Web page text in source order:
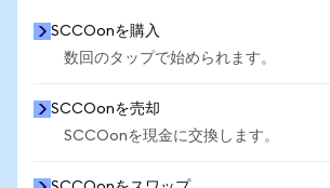
SCCOonを購入
数回のタップで始められます。
SCCOonを売却
SCCOonを現金に交換します。